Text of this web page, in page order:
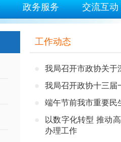
政务服务 交流互动
工作动态
我局召开市政协关于
我局召开政协十三届
端午节前我市重要民
以数字化转型 推动
办理工作